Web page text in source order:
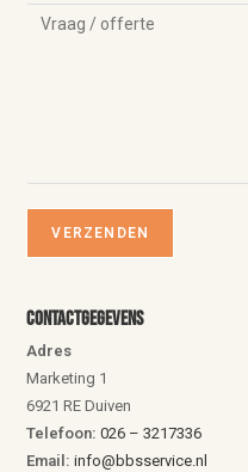
Contactgegevens
Adres
Marketing 1
6921 RE Duiven
Telefoon:026 – 3217336
Email: info@bbsservice.nl